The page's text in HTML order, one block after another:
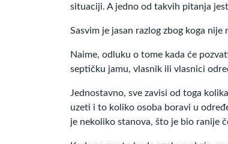
situaciji. A jedno od takvih pitanja
Sasvim je jasan razlog zbog koga
Naime, odluku o tome kada će
septičku jamu, vlasnik ili vlasnici
Jednostavno, sve zavisi od toga
uzeti i to koliko osoba boravi u
je nekoliko stanova, što je bio ranije